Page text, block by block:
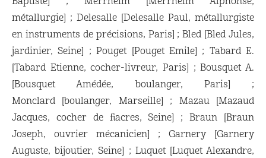
métallurgie] ; Delesalle [Delesalle Paul, métallurgiste
en instruments de précisions, Paris] ; Bled [Bled Jules,
jardinier, Seine] ; Pouget [Pouget Emile] ; Tabard E.
[Tabard Etienne, cocher-livreur, Paris] ; Bousquet A.
[Bousquet Amédée, boulanger, Paris] ;
Monclard [boulanger, Marseille] ; Mazau [Mazaud
Jacques, cocher de fiacres, Seine] ; Braun [Braun
Joseph, ouvrier mécanicien] ; Garnery [Garnery
Auguste, bijoutier, Seine] ; Luquet [Luquet Alexandre,